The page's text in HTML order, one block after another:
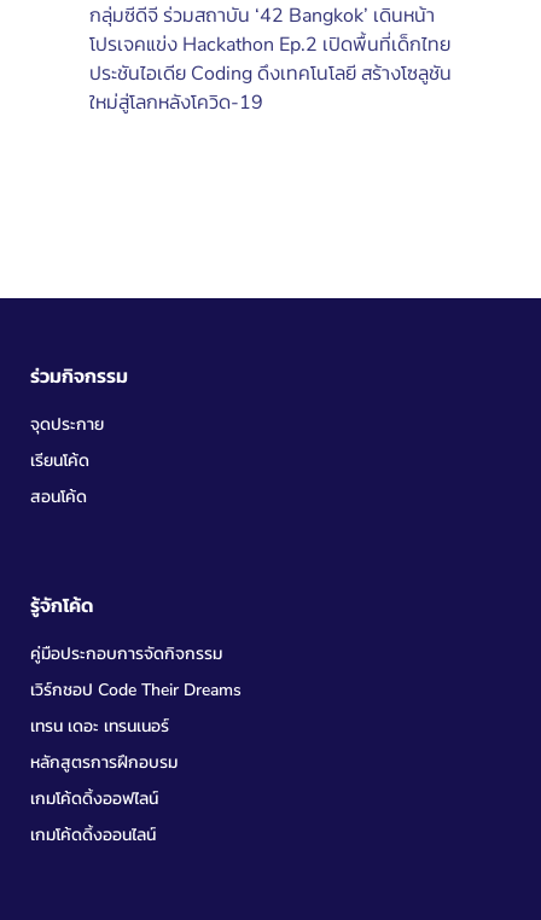
กลุ่มซีดีจี ร่วมสถาบัน ‘42 Bangkok’ เดินหน้า
โปรเจคแข่ง Hackathon Ep.2 เปิดพื้นที่เด็กไทย
ประชันไอเดีย Coding ดึงเทคโนโลยี สร้างโซลูชัน
ใหม่สู่โลกหลังโควิด-19
ร่วมกิจกรรม
จุดประกาย
เรียนโค้ด
สอนโค้ด
รู้จักโค้ด
คู่มือประกอบการจัดกิจกรรม
เวิร์กชอป Code Their Dreams
เทรน เดอะ เทรนเนอร์
หลักสูตรการฝึกอบรม
เกมโค้ดดิ้งออฟไลน์
เกมโค้ดดิ้งออนไลน์